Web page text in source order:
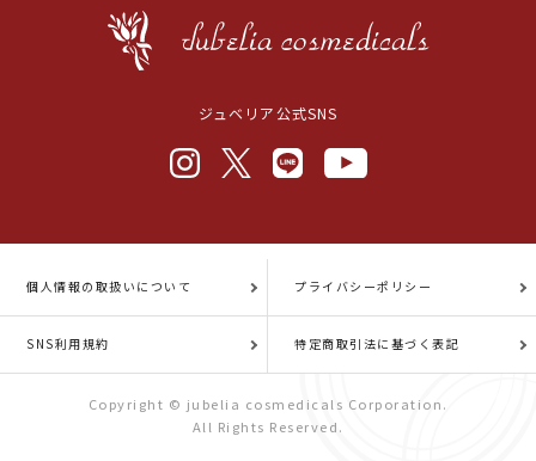
ジュベリア公式SNS
個人情報の取扱いについて プライバシーポリシー
SNS利用規約 特定商取引法に基づく表記
Copyright © jubelia cosmedicals Corporation.
All Rights Reserved.